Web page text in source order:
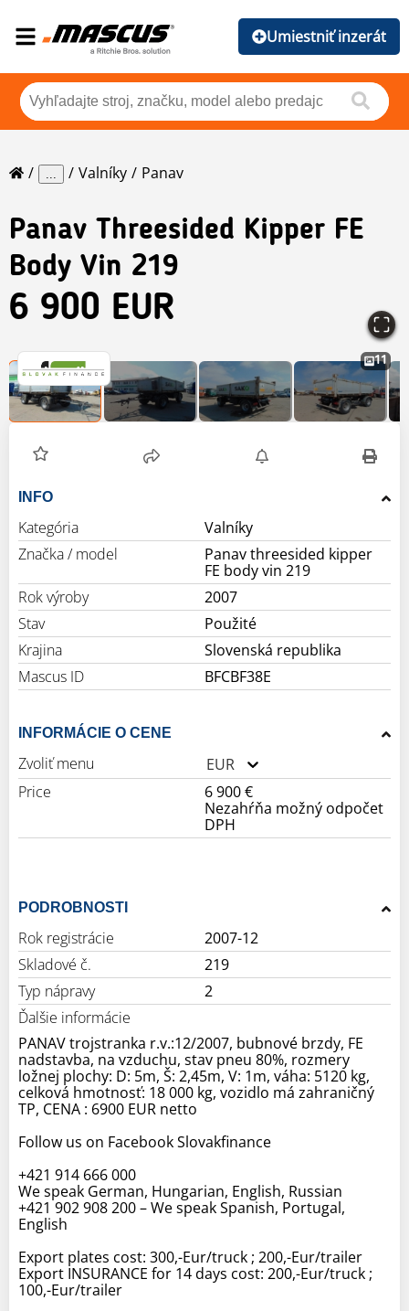
Umiestniť inzerát
... Valníky Panav
Panav Threesided Kipper FE
Body Vin 219
6 900 EUR
11
INFO
Kategória
Valníky
Značka / model
Panav threesided kipper
FE body vin 219
Rok výroby
2007
Stav
Použité
Krajina
Slovenská republika
Mascus ID
BFCBF38E
INFORMÁCIE O CENE
Zvoliť menu
EUR
Price
6 900 €
Nezahŕňa možný odpočet
DPH
PODROBNOSTI
Rok registrácie
2007-12
Skladové č.
219
Typ nápravy
2
Ďalšie informácie
PANAV trojstranka r.v.:12/2007, bubnové brzdy, FE
nadstavba, na vzduchu, stav pneu 80%, rozmery
ložnej plochy: D: 5m, Š: 2,45m, V: 1m, váha: 5120 kg,
celková hmotnosť: 18 000 kg, vozidlo má zahraničný
TP, CENA : 6900 EUR netto
Follow us on Facebook Slovakfinance
+421 914 666 000
We speak German, Hungarian, English, Russian
+421 902 908 200 – We speak Spanish, Portugal,
English
Export plates cost: 300,-Eur/truck ; 200,-Eur/trailer
Export INSURANCE for 14 days cost: 200,-Eur/truck ;
100,-Eur/trailer